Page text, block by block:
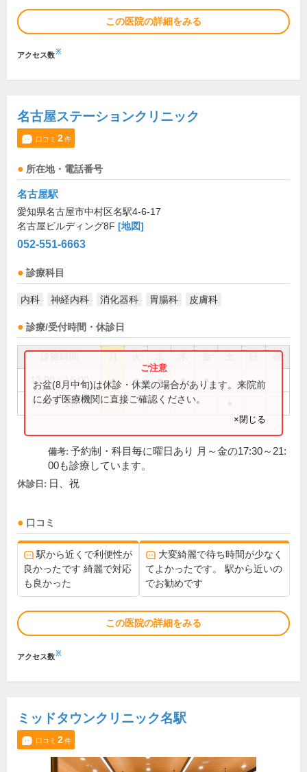
この医院の詳細をみる
アクセス数※
名古屋ステーションクリニック
口コミ 2件
所在地・電話番号
名古屋駅
愛知県名古屋市中村区名駅4-6-17
名古屋ビルディング8F [地図]
052-551-6663
診療科目
内科 神経内科 消化器科 胃腸科 皮膚科
診療/受付時間・休診日
祝
13:00～16:00 ● ● ● ● ●
13:00～18:00
お盆(8月中旬)は休診・休業の場合があります。来院前
に必ず医療機関に直接ご確認ください。
×閉じる
備考: 予約制・科目毎に曜日あり 月～金の17:30～21:
00も診療しています。
休診日: 日、祝
口コミ
駅から近くで利便性が
良かったです 綺麗で対応
も良かった
大変綺麗で待ち時間が少なく
てよかったです。 駅から近いの
でお勧めです
この医院の詳細をみる
アクセス数※
ミッドタウンクリニック名駅
口コミ 2件